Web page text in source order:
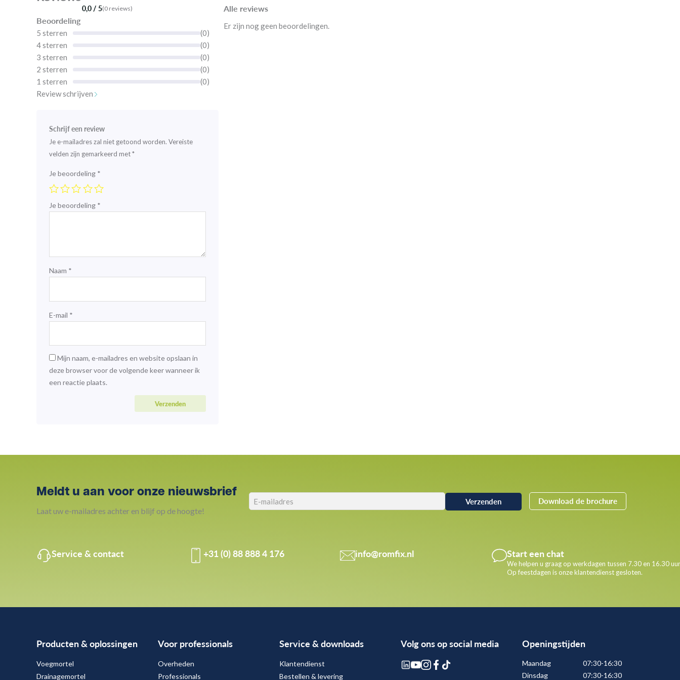
0,0 / 5(0 reviews)
Beoordeling
5 sterren
(0)
4 sterren
(0)
3 sterren
(0)
2 sterren
(0)
1 sterren
(0)
Review schrijven
Schrijf een review
Je e-mailadres zal niet getoond worden. Vereiste
velden zijn gemarkeerd met*
Je beoordeling *
Je beoordeling *
Naam *
E-mail *
Mijn naam, e-mailadres en website opslaan in
deze browser voor de volgende keer wanneer ik
een reactie plaats.
Alle reviews
Er zijn nog geen beoordelingen.
Meldt u aan voor onze nieuwsbrief
Laat uw e-mailadres achter en blijf op de hoogte!
Download de brochure
Service & contact +31 (0) 88 888 4 176 info@romfix.nl Start een chat
We helpen u graag op werkdagen tussen 7.30 en 16.30
Op feestdagen is onze klantendienst gesloten.
Producten & oplossingen
Voegmortel
Drainagemortel
Voor professionals
Overheden
Professionals
Service & downloads
Klantendienst
Bestellen & levering
Volg ons op social media Openingstijden
Maandag
07:30-16:30
Dinsdag
07:30-16:30